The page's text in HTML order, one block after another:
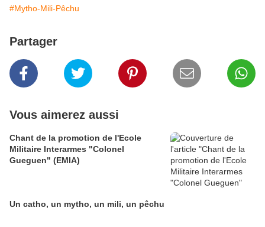
#Mytho-Mili-Pêchu
Partager
Vous aimerez aussi
Chant de la promotion de l'Ecole
Militaire Interarmes "Colonel
Gueguen" (EMIA)
Un catho, un mytho, un mili, un pêchu